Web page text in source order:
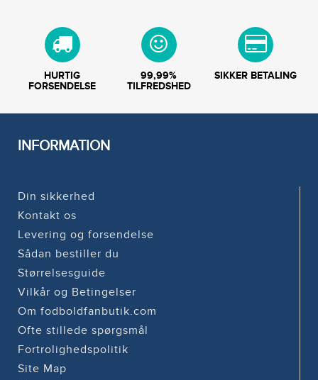
HURTIG
FORSENDELSE
99,99%
TILFREDSHED
SIKKER BETALING
INFORMATION
Din sikkerhed
Kontakt os
Levering og forsendelse
Sådan bestiller du
Størrelsesguide
Vilkår og Betingelser
Om fodboldfanbutik.com
Ofte stillede spørgsmål
Fortrolighedspolitik
Site Map